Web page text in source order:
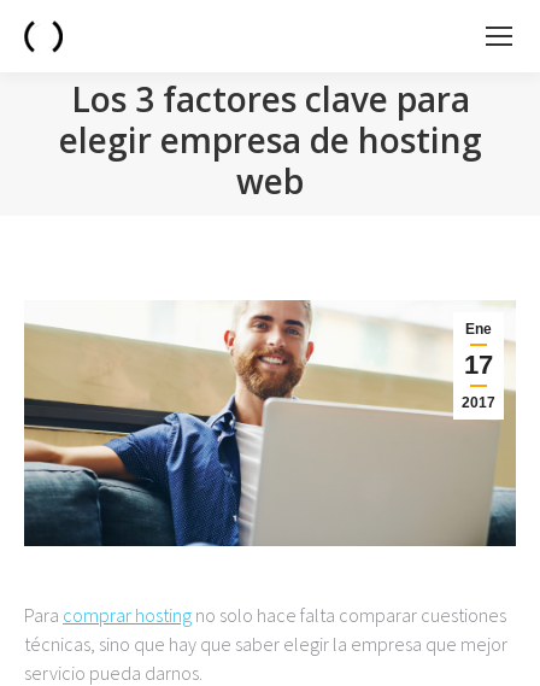
Los 3 factores clave para
elegir empresa de hosting
web
Ene
17
2017
Para comprar hosting no solo hace falta comparar cuestiones
técnicas, sino que hay que saber elegir la empresa que mejor
servicio pueda darnos.